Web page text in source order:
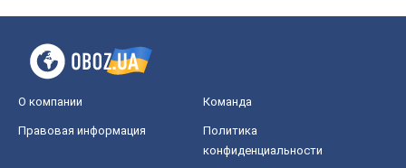
О компании Команда
Правовая информация
Политика
конфиденциальности